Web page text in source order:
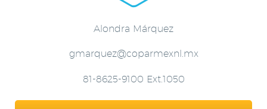
Alondra Márquez
gmarquez@coparmexnl.mx
81-8625-9100 Ext.1050